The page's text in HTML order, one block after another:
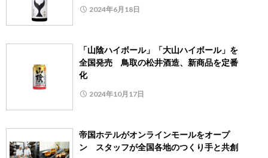
2024年6月18日
「山陰ハイボール」「大山ハイボール」を
全国発売 鳥取の松井酒造、新商品を定番
化
2024年10月17日
帝国ホテルがオンラインモールをオープ
ン スタッフが全国各地のつくり手と共創